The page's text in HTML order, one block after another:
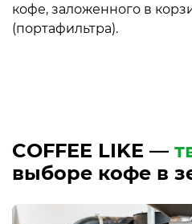
кофе, заложенного в
(портафильтра).
COFFEE LIKE —
выборе кофе в